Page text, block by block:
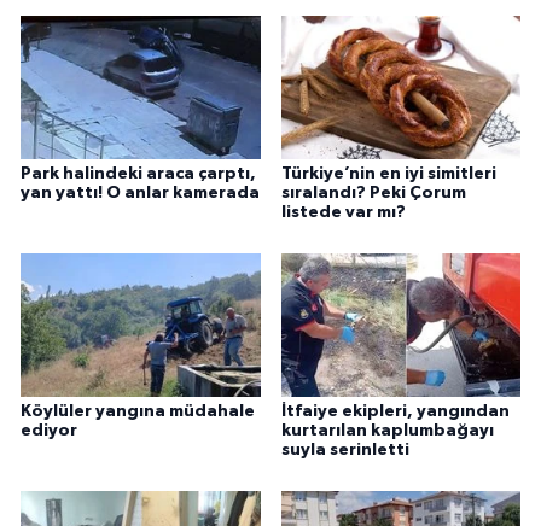
Park halindeki araca çarptı,
yan yattı! O anlar kamerada
Türkiye’nin en iyi simitleri
sıralandı? Peki Çorum
listede var mı?
Köylüler yangına müdahale
ediyor
İtfaiye ekipleri, yangından
kurtarılan kaplumbağayı
suyla serinletti